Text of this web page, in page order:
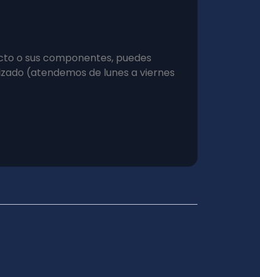
o sus componentes, puedes
(atendemos de lunes a viernes